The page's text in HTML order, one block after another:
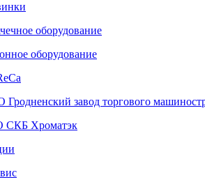
оборудование
оборудование
завод торгового
СКБ Хроматэк